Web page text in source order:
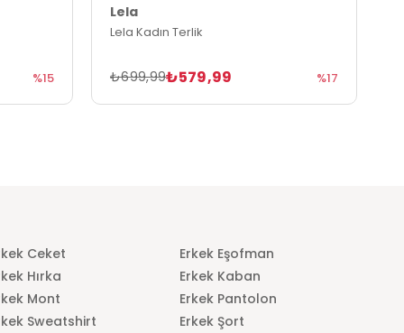
%15
Lela
Lela Kadın Terlik
₺579,99
₺699,99 %17
Ceket
Erkek Eşofman
Hırka
Erkek Kaban
Mont
Erkek Pantolon
Sweatshirt
Erkek Şort